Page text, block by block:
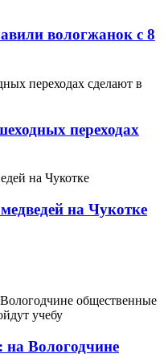
вологжанок с 8
переходах
на Чукотке
на Вологодчине